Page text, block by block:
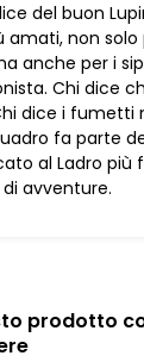
del buon
amati, non solo
anche per i
Chi dice
dice i fumetti
fa parte
al Ladro
avventure.
prodotto